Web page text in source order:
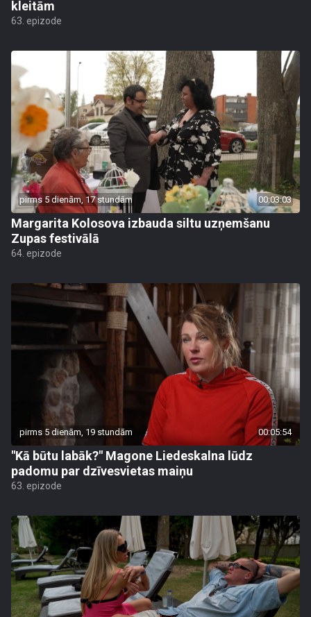
kleitām
63. epizode
pirms 5 dienām, 17 stundām 00:03:03
Margarita Kolosova izbauda siltu uzņemšanu
Zupas festivālā
64. epizode
pirms 5 dienām, 19 stundām 00:05:54
"Kā būtu labāk?" Magone Liedeskalna lūdz
padomu par dzīvesvietas maiņu
63. epizode